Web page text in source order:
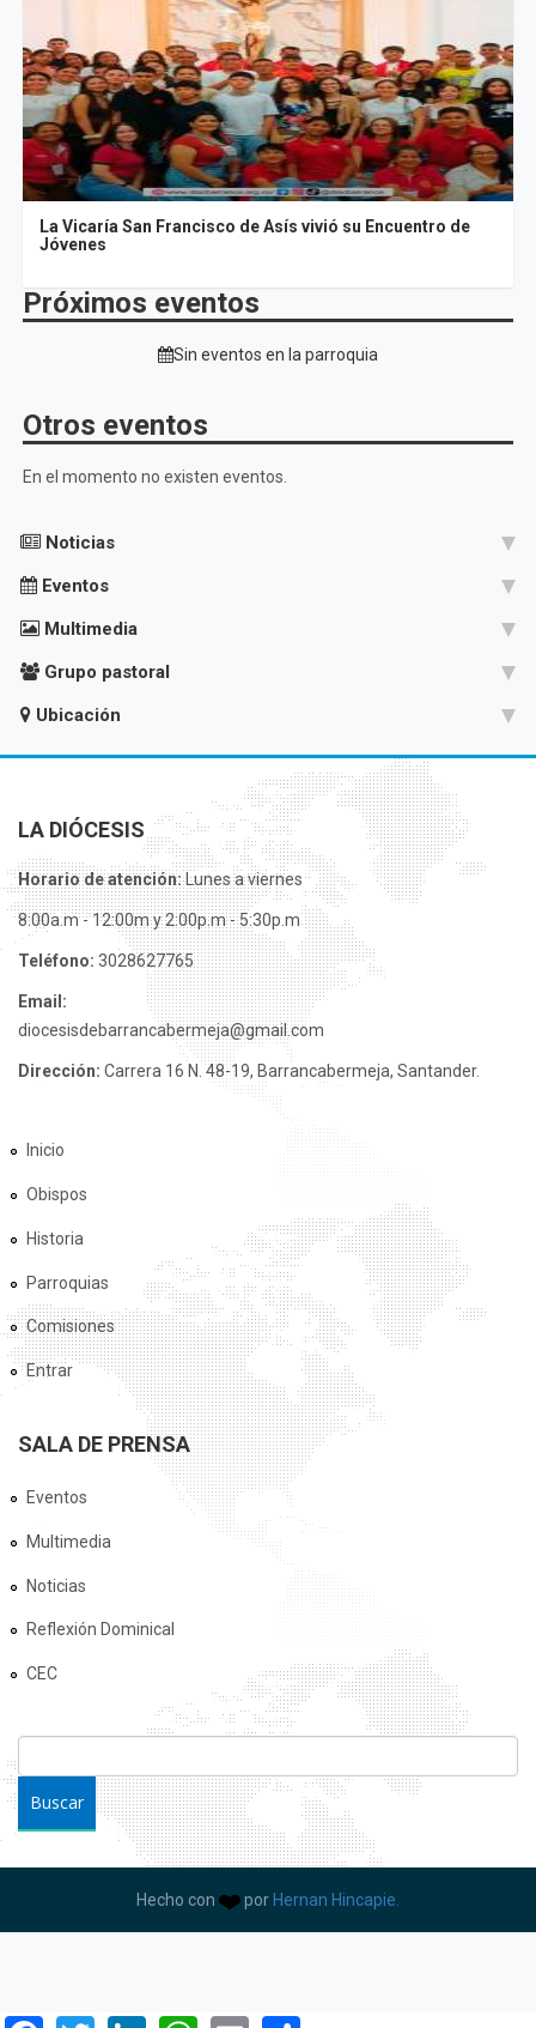
La Vicaría San Francisco de Asís vivió su Encuentro de
Jóvenes
Próximos eventos
Sin eventos en la parroquia
Otros eventos
En el momento no existen eventos.
Noticias
Eventos
Multimedia
Grupo pastoral
Ubicación
LA DIÓCESIS
Horario de atención:Lunes a viernes
8:00a.m - 12:00m y 2:00p.m - 5:30p.m
Teléfono: 3028627765
Email:
diocesisdebarrancabermeja@gmail.com
Dirección: Carrera 16 N. 48-19, Barrancabermeja, Santander.
Inicio
Obispos
Historia
Parroquias
Comisiones
Entrar
SALA DE PRENSA
Eventos
Multimedia
Noticias
Reflexión Dominical
CEC
FORMULARIO DE BÚSQUEDA
Hecho con por Hernan Hincapie.